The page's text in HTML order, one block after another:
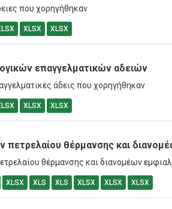
που χορηγήθηκαν
XLSX XLSX
επαγγελματικών αδειών
άδεις που χορηγήθηκαν
XLSX XLSX
θέρμανσης και
θέρμανσης και διανομέων
XLSX XLS XLS XLSX XLSX XLSX